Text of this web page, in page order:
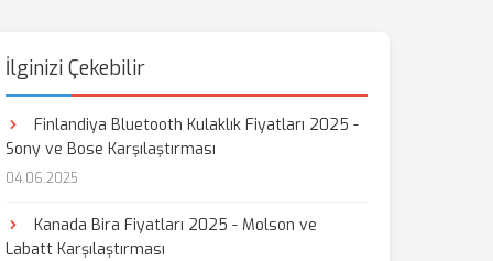
İlginizi Çekebilir
Finlandiya Bluetooth Kulaklık Fiyatları 2025 -
Sony ve Bose Karşılaştırması
04.06.2025
Kanada Bira Fiyatları 2025 - Molson ve
Labatt Karşılaştırması